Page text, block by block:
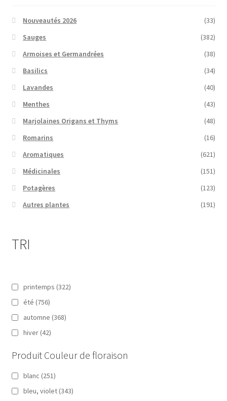
Nouveautés 2026
(33)
Sauges
(382)
Armoises et Germandrées
(38)
Basilics
(34)
Lavandes
(40)
Menthes
(43)
Marjolaines Origans et Thyms
(48)
Romarins
(16)
Aromatiques
(621)
Médicinales
(151)
Potagères
(123)
Autres plantes
(191)
TRI
printemps (322)
été (756)
automne (368)
hiver (42)
Produit Couleur de floraison
blanc (251)
bleu, violet (343)